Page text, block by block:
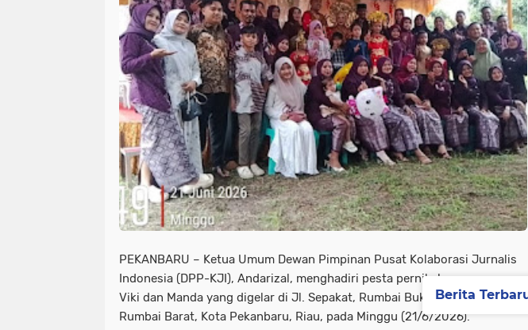
PEKANBARU – Ketua Umum Dewan Pimpinan Pusat Kolaborasi Jurnalis
Indonesia (DPP-KJI), Andarizal, menghadiri pesta pernikahan pasangan
Viki dan Manda yang digelar di Jl. Sepakat, Rumbai Bukit, Kecamatan
Rumbai Barat, Kota Pekanbaru, Riau, pada Minggu (21/6/2026).
Berita